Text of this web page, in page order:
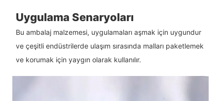
Uygulama Senaryoları
Bu ambalaj malzemesi, uygulamaları aşmak için uygundur
ve çeşitli endüstrilerde ulaşım sırasında malları paketlemek
ve korumak için yaygın olarak kullanılır.